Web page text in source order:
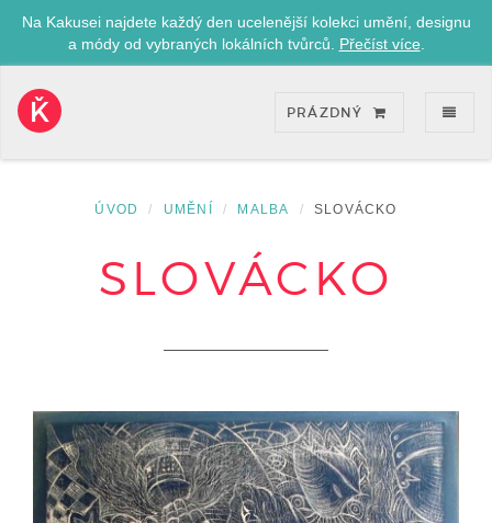
Na Kakusei najdete každý den ucelenější kolekci umění, designu
a módy od vybraných lokálních tvůrců. Přečíst více
přejít
úvodní
PRÁZDNÝ
ÚVOD UMĚNÍ MALBA SLOVÁCKO
SLOVÁCKO